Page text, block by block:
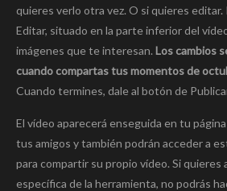
quieres verlo otra vez. O si quieres editar.
Editar, situado en la parte inferior del
imágenes que te interesan. Los cambios
cuando compartas tus momentos de
Cuando termines, dale al botón de
El vídeo aparecerá enseguida en tu
tus amigos y también podrán acceder a
para compartir su propio vídeo. Si quieres
específica de la herramienta, no podrás